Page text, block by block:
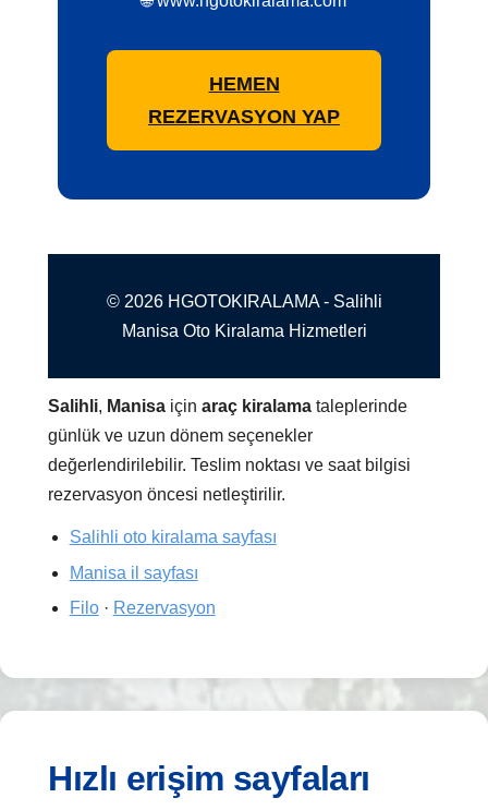
HEMEN
REZERVASYON YAP
© 2026 HGOTOKIRALAMA - Salihli
Manisa Oto Kiralama Hizmetleri
Salihli, Manisa içinaraç kiralama taleplerinde
günlük ve uzun dönem seçenekler
değerlendirilebilir. Teslim noktası ve saat bilgisi
rezervasyon öncesi netleştirilir.
Salihli oto kiralama sayfası
Manisa il sayfası
Filo· Rezervasyon
Hızlı erişim sayfaları